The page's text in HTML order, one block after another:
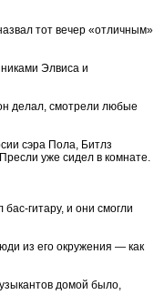
тот вечер «отличным»
Элвиса и
делал, смотрели любые
сэра Пола, Битлз
уже сидел в комнате.
гитару, и они смогли
из его окружения — как
домой было,